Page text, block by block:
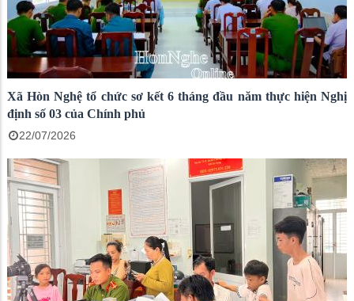
Xã Hòn Nghệ tổ chức sơ kết 6 tháng đầu năm thực hiện Nghị
định số 03 của Chính phủ
22/07/2026